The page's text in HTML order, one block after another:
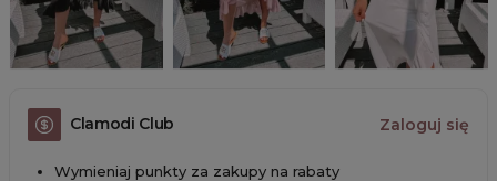
Clamodi Club Zaloguj się
Wymieniaj punkty za zakupy na rabaty